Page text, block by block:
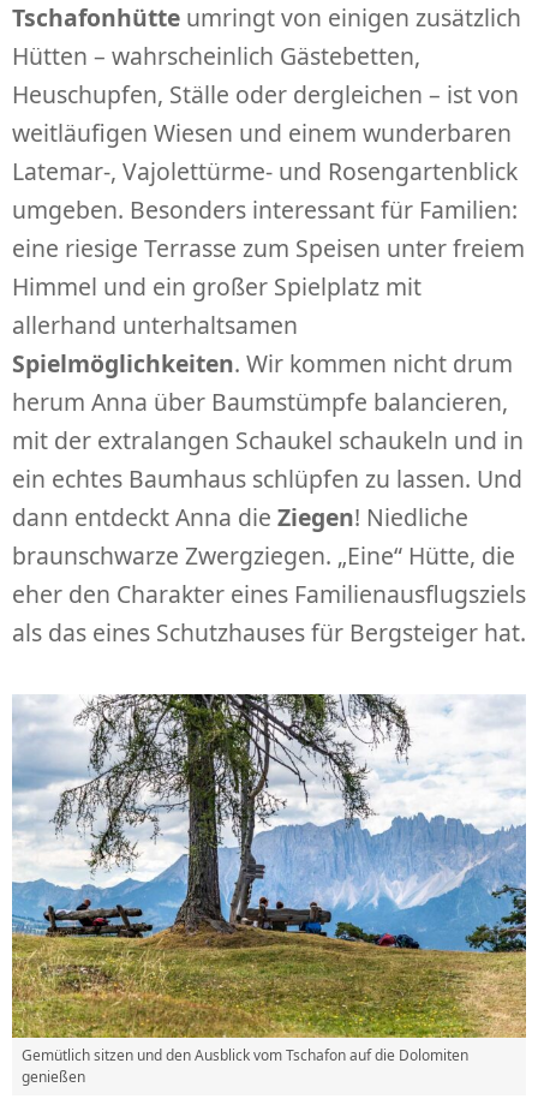
Tschafonhütte umringt von einigen zusätzlich
Hütten – wahrscheinlich Gästebetten,
Heuschupfen, Ställe oder dergleichen – ist von
weitläufigen Wiesen und einem wunderbaren
Latemar-, Vajolettürme- und Rosengartenblick
umgeben. Besonders interessant für Familien:
eine riesige Terrasse zum Speisen unter freiem
Himmel und ein großer Spielplatz mit
allerhand unterhaltsamen
Spielmöglichkeiten. Wir kommen nicht drum
herum Anna über Baumstümpfe balancieren,
mit der extralangen Schaukel schaukeln und in
ein echtes Baumhaus schlüpfen zu lassen. Und
dann entdeckt Anna die Ziegen! Niedliche
braunschwarze Zwergziegen. „Eine“ Hütte, die
eher den Charakter eines Familienausflugsziels
als das eines Schutzhauses für Bergsteiger hat.
Gemütlich sitzen und den Ausblick vom Tschafon auf die Dolomiten
genießen